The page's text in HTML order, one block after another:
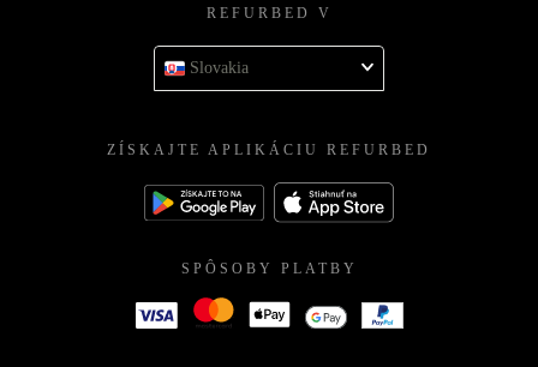
REFURBED V
Slovakia
ZÍSKAJTE APLIKÁCIU REFURBED
SPÔSOBY PLATBY